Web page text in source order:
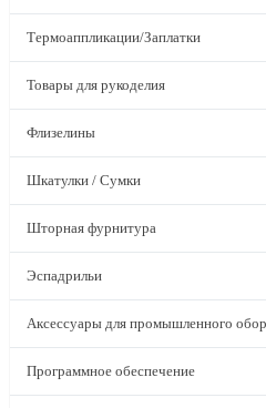
Термоаппликации/Заплатки
Товары для рукоделия
Флизелины
Шкатулки / Сумки
Шторная фурнитура
Эспадрильи
Аксессуары для промышленного
Программное обеспечение